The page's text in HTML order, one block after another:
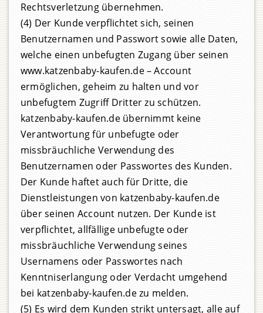
Rechtsverletzung übernehmen.
(4) Der Kunde verpflichtet sich, seinen
Benutzernamen und Passwort sowie alle Daten,
welche einen unbefugten Zugang über seinen
www.katzenbaby-kaufen.de – Account
ermöglichen, geheim zu halten und vor
unbefugtem Zugriff Dritter zu schützen.
katzenbaby-kaufen.de übernimmt keine
Verantwortung für unbefugte oder
missbräuchliche Verwendung des
Benutzernamen oder Passwortes des Kunden.
Der Kunde haftet auch für Dritte, die
Dienstleistungen von katzenbaby-kaufen.de
über seinen Account nutzen. Der Kunde ist
verpflichtet, allfällige unbefugte oder
missbräuchliche Verwendung seines
Usernamens oder Passwortes nach
Kenntniserlangung oder Verdacht umgehend
bei katzenbaby-kaufen.de zu melden.
(5) Es wird dem Kunden strikt untersagt, alle auf